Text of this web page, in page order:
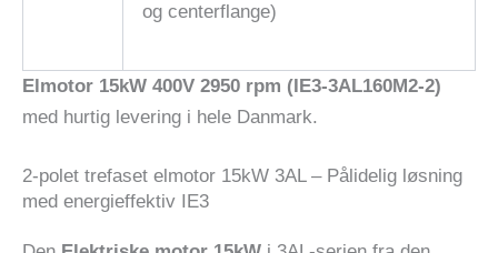
og centerflange)
Elmotor 15kW 400V 2950 rpm (IE3-3AL160M2-2)
med hurtig levering i hele Danmark.
2-polet trefaset elmotor 15kW 3AL – Pålidelig løsning
med energieffektiv IE3